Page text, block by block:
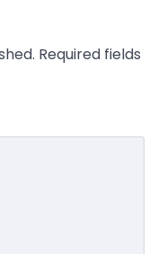
Required fields